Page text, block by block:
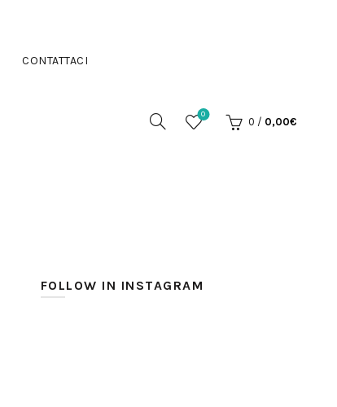
CONTATTACI
0
0 / 0,00€
FOLLOW IN INSTAGRAM